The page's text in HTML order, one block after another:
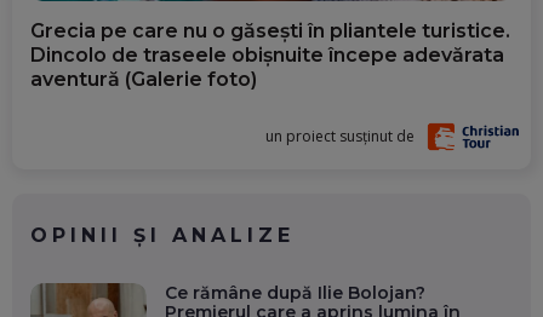
Grecia pe care nu o găsești în pliantele turistice.
Dincolo de traseele obișnuite începe adevărata
aventură (Galerie foto)
un proiect susținut de
OPINII ȘI ANALIZE
Ce rămâne după Ilie Bolojan?
Premierul care a aprins lumina în